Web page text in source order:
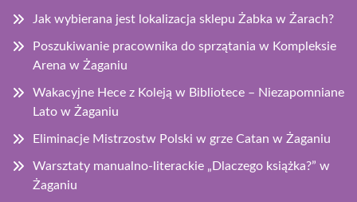
Jak wybierana jest lokalizacja sklepu Żabka w Żarach?
Poszukiwanie pracownika do sprzątania w Kompleksie
Arena w Żaganiu
Wakacyjne Hece z Koleją w Bibliotece – Niezapomniane
Lato w Żaganiu
Eliminacje Mistrzostw Polski w grze Catan w Żaganiu
Warsztaty manualno-literackie „Dlaczego książka?” w
Żaganiu